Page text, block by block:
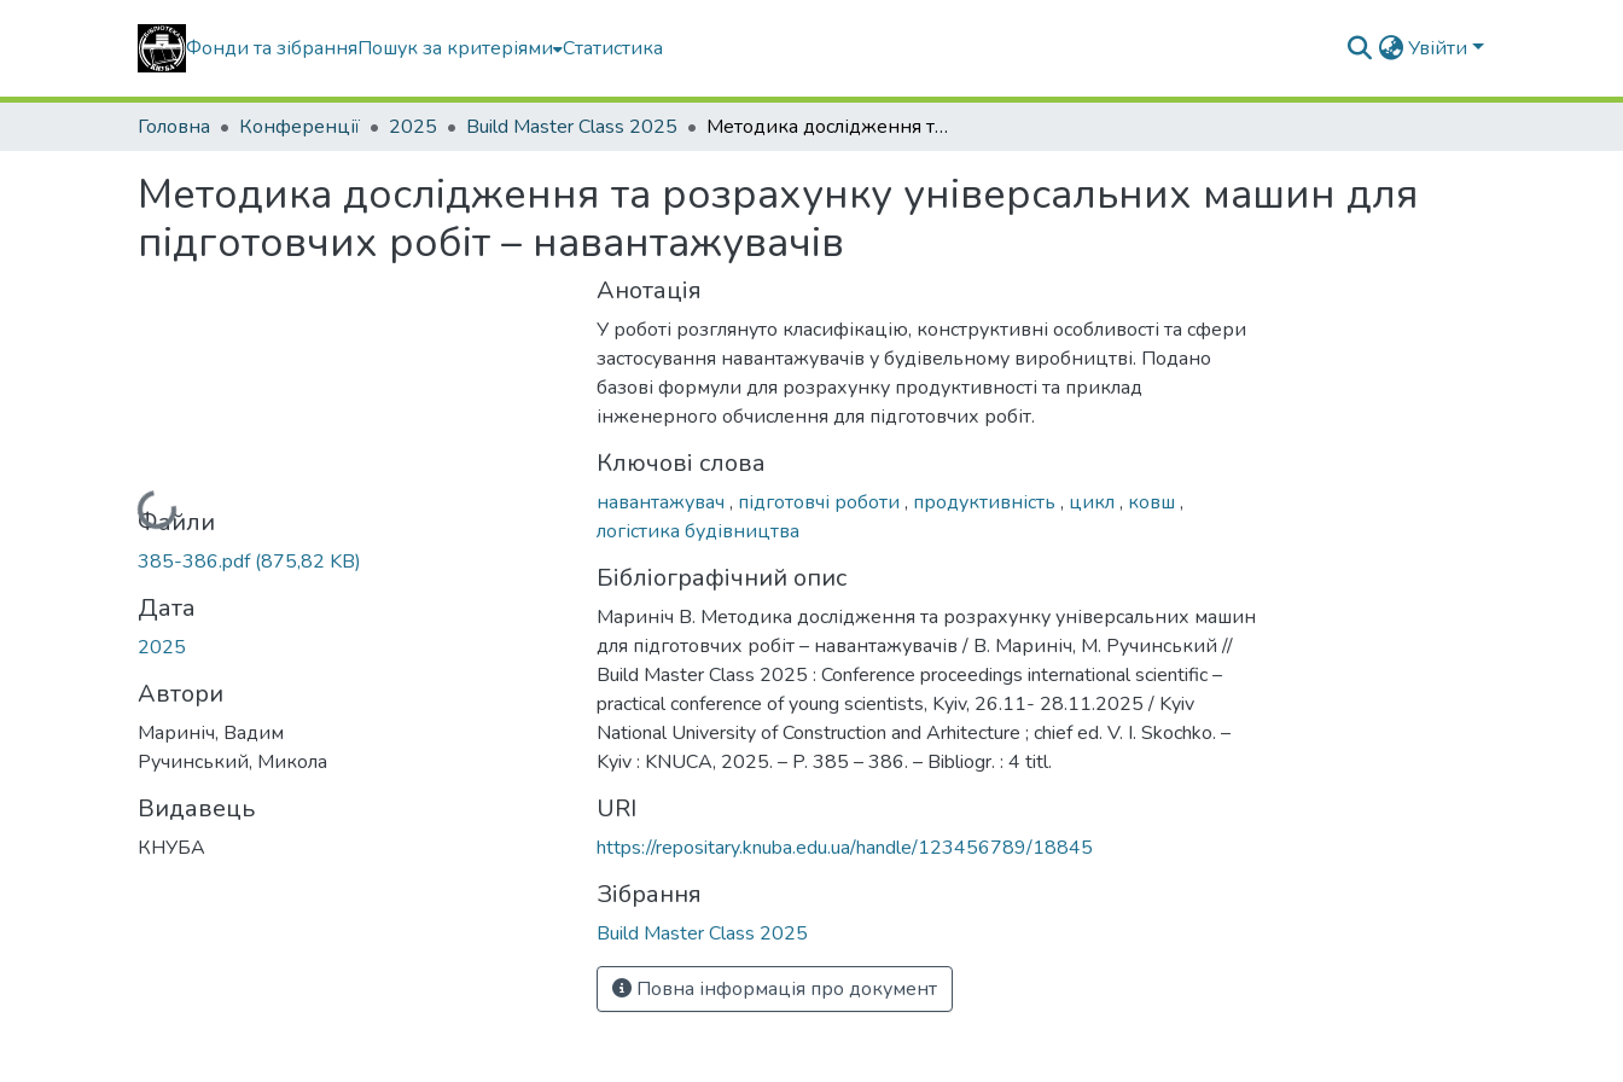
Фонди та зібранняПошук за критеріями Статистика Увійти
Головна Конференції 2025 Build Master Class 2025 Методика дослідження та розрахунку універсальних машин для підготовчих робіт – навантажувачів
Методика дослідження та розрахунку універсальних машин для
підготовчих робіт – навантажувачів
Вантажиться...
Файли
385-386.pdf(875,82 KB)
Дата
2025
Автори
Мариніч, Вадим
Ручинський, Микола
Видавець
КНУБА
Анотація
У роботі розглянуто класифікацію, конструктивні особливості та сфери
застосування навантажувачів у будівельному виробництві. Подано
базові формули для розрахунку продуктивності та приклад
інженерного обчислення для підготовчих робіт.
Ключові слова
навантажувач , підготовчі роботи , продуктивність , цикл , ковш ,
логістика будівництва
Бібліографічний опис
Мариніч В. Методика дослідження та розрахунку універсальних машин
для підготовчих робіт – навантажувачів / В. Мариніч, М. Ручинський //
Build Master Class 2025 : Conference proceedings international scientific –
practical conference of young scientists, Kyiv, 26.11- 28.11.2025 / Kyiv
National University of Construction and Arhitecture ; chief ed. V. I. Skochko. –
Kyiv : KNUCA, 2025. – P. 385 – 386. – Bibliogr. : 4 titl.
URI
https://repositary.knuba.edu.ua/handle/123456789/18845
Зібрання
Build Master Class 2025
Повна інформація про документ